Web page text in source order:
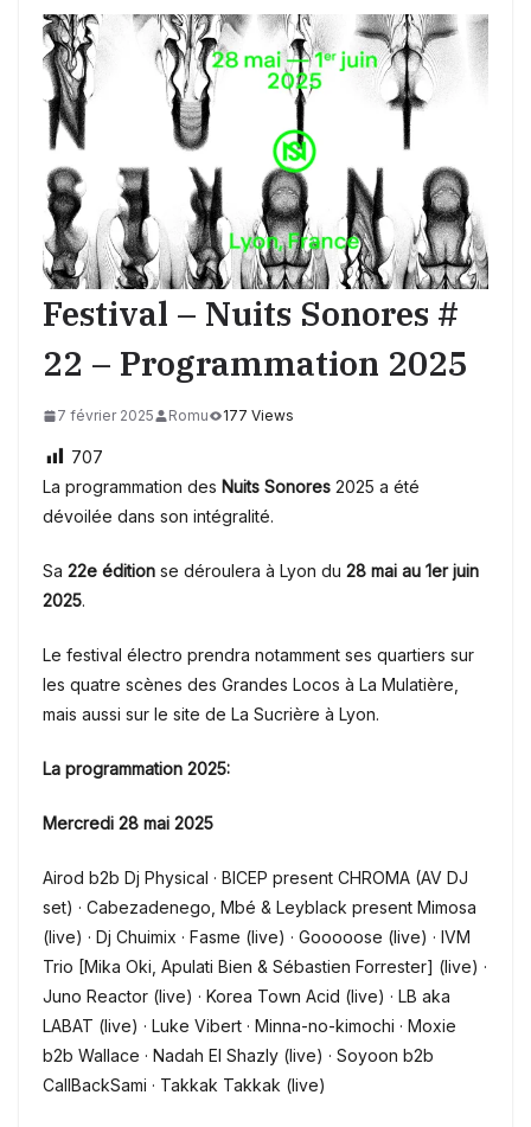
Festival – Nuits Sonores #
22 – Programmation 2025
7 février 2025 Romu 177 Views
707
La programmation des Nuits Sonores 2025 a été
dévoilée dans son intégralité.
Sa 22e édition se déroulera à Lyon du 28 mai au 1er juin
2025.
Le festival électro prendra notamment ses quartiers sur
les quatre scènes des Grandes Locos à La Mulatière,
mais aussi sur le site de La Sucrière à Lyon.
La programmation 2025:
Mercredi 28 mai 2025
Airod b2b Dj Physical · BICEP present CHROMA (AV DJ
set) · Cabezadenego, Mbé & Leyblack present Mimosa
(live) · Dj Chuimix · Fasme (live) · Gooooose (live) · IVM
Trio [Mika Oki, Apulati Bien & Sébastien Forrester] (live) ·
Juno Reactor (live) · Korea Town Acid (live) · LB aka
LABAT (live) · Luke Vibert · Minna-no-kimochi · Moxie
b2b Wallace · Nadah El Shazly (live) · Soyoon b2b
CallBackSami · Takkak Takkak (live)